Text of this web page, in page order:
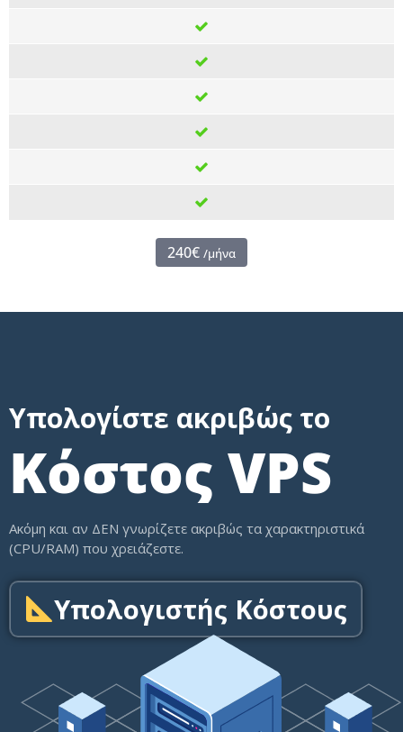
240€ /μήνα
Υπολογίστε ακριβώς το
Κόστος VPS
Ακόμη και αν ΔΕΝ γνωρίζετε ακριβώς τα χαρακτηριστικά
(CPU/RAM) που χρειάζεστε.
Υπολογιστής Κόστους